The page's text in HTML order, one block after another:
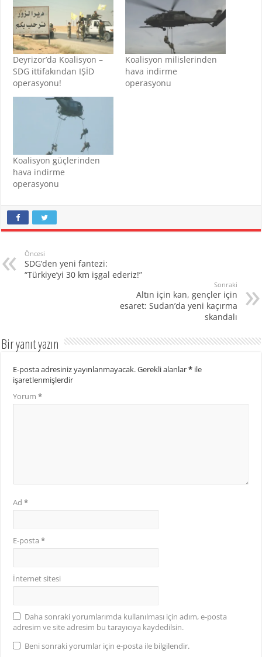
Deyrizor’da Koalisyon –
SDG ittifakından IŞİD
operasyonu!
Koalisyon milislerinden
hava indirme
operasyonu
Koalisyon güçlerinden
hava indirme
operasyonu
Öncesi
SDG’den yeni fantezi:
“Türkiye’yi 30 km işgal ederiz!”
Sonraki
Altın için kan, gençler için
esaret: Sudan’da yeni kaçırma
skandalı
Bir yanıt yazın
E-posta adresiniz yayınlanmayacak.Gerekli alanlar* ile
işaretlenmişlerdir
Yorum*
Ad*
E-posta*
İnternet sitesi
Daha sonraki yorumlarımda kullanılması için adım, e-posta
adresim ve site adresim bu tarayıcıya kaydedilsin.
Beni sonraki yorumlar için e-posta ile bilgilendir.